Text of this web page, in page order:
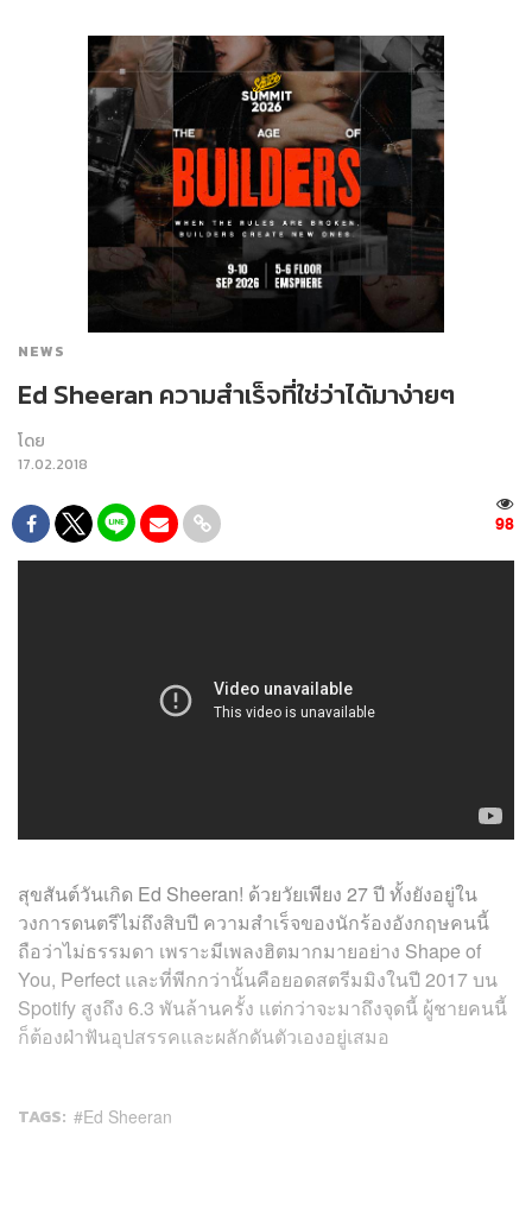
NEWS
Ed Sheeran ความสำเร็จที่ใช่ว่าได้มาง่ายๆ
โดย
17.02.2018
98
สุขสันต์วันเกิด Ed Sheeran! ด้วยวัยเพียง 27 ปี ทั้งยังอยู่ใน
วงการดนตรีไม่ถึงสิบปี ความสำเร็จของนักร้องอังกฤษคนนี้
ถือว่าไม่ธรรมดา เพราะมีเพลงฮิตมากมายอย่าง Shape of
You, Perfect และที่พีกกว่านั้นคือยอดสตรีมมิงในปี 2017 บน
Spotify สูงถึง 6.3 พันล้านครั้ง แต่กว่าจะมาถึงจุดนี้ ผู้ชายคนนี้
ก็ต้องฝ่าฟันอุปสรรคและผลักดันตัวเองอยู่เสมอ
TAGS: Ed Sheeran